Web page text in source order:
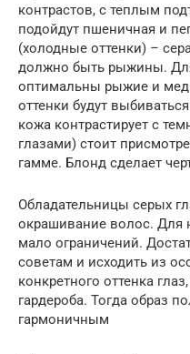
контрастов, с теплым
подойдут пшеничная и
(холодные оттенки) –
должно быть рыжины.
оптимальны рыжие и
оттенки будут
кожа контрастирует с
глазами) стоит
гамме. Блонд сделает
Обладательницы серых
окрашивание волос. Для
мало ограничений.
советам и исходить из
конкретного оттенка
гардероба. Тогда образ
гармоничным